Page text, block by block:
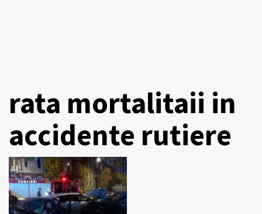
rata mortalitaii in
accidente rutiere